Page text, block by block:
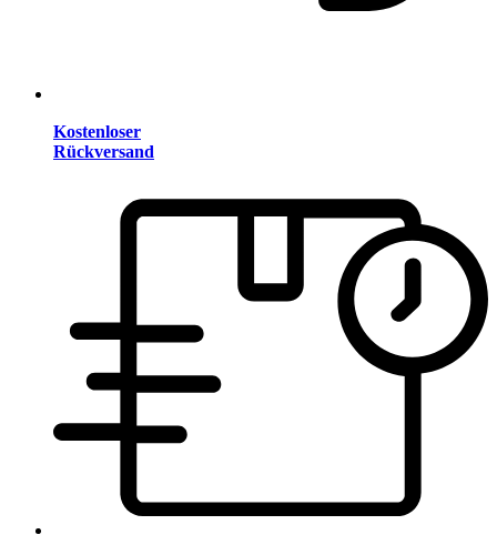
Kostenloser
Rückversand